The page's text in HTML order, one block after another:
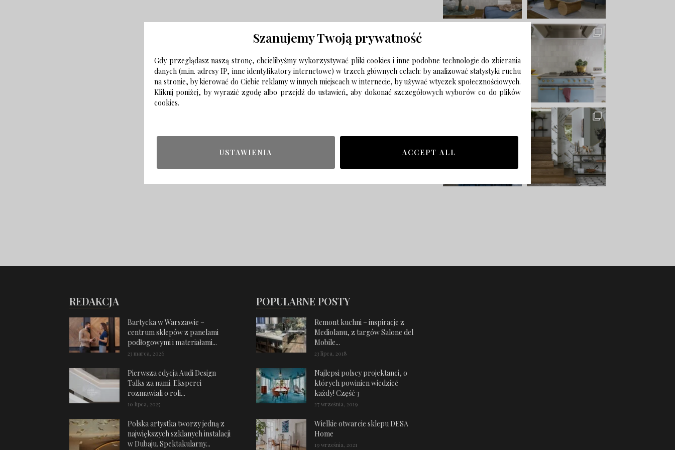
REDAKCJA
Bartycka w Warszawie –
centrum sklepów z panelami
podłogowymi i materiałami...
23 marca, 2026
Pierwsza edycja Audi Design
Talks za nami. Eksperci
rozmawiali o roli...
10 lipca, 2025
Polska artystka tworzy jedną z
największych szklanych instalacji
w Dubaju. Spektakularny...
POPULARNE POSTY
Remont kuchni – inspiracje z
Mediolanu, z targów Salone del
Mobile...
23 lipca, 2018
Najlepsi polscy projektanci, o
których powinien wiedzieć
każdy! Część 3
27 września, 2019
Wielkie otwarcie sklepu DESA
Home
19 września, 2021
Szanujemy Twoją prywatność
Gdy przeglądasz naszą stronę, chcielibyśmy wykorzystywać pliki cookies i inne podobne technologie do zbierania
danych (m.in. adresy IP, inne identyfikatory internetowe) w trzech głównych celach: by analizować statystyki ruchu
na stronie, by kierować do Ciebie reklamy w innych miejscach w internecie, by używać wtyczek społecznościowych.
Kliknij poniżej, by wyrazić zgodę albo przejdź do ustawień, aby dokonać szczegółowych wyborów co do plików
cookies.
USTAWIENIA ACCEPT ALL